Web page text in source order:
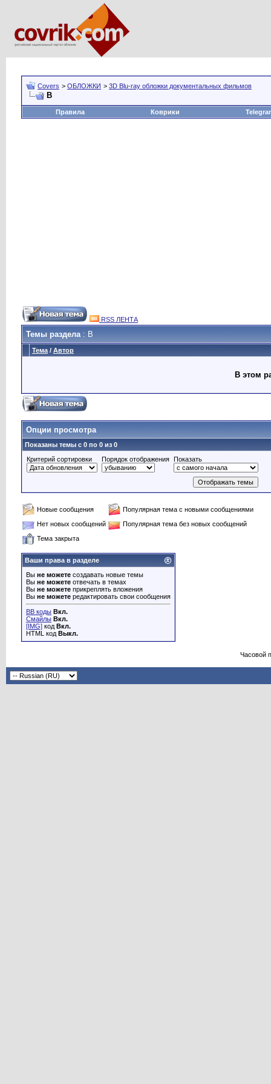
Covers > ОБЛОЖКИ > 3D Blu-ray обложки документальных фильмов
B
Правила Коврики
RSS ЛЕНТА
Темы раздела: B
Тема / Автор
В этом
Опции просмотра
Показаны темы с 0 по 0 из 0
Критерий сортировки
Порядок отображения Показать
Новые сообщения
Популярная тема с новыми сообщениями
Нет новых сообщений
Популярная тема без новых сообщений
Тема закрыта
Ваши права в разделе
Вы не можете создавать новые темы
Вы не можете отвечать в темах
Вы не можете прикреплять вложения
Вы не можете редактировать свои сообщения
BB коды Вкл.
Смайлы Вкл.
[IMG] код Вкл.
HTML код Выкл.
Часовой